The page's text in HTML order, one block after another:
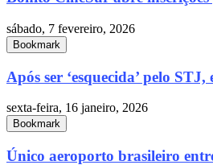
sábado, 7 fevereiro, 2026
Bookmark
Após ser ‘esquecida’ pelo
sexta-feira, 16 janeiro, 2026
Bookmark
Único aeroporto brasileiro